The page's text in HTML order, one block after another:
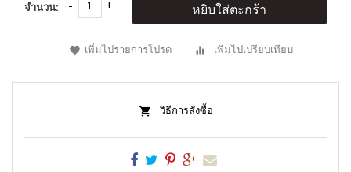
จำนวน: หยิบใส่ตะกร้า
เพิ่มไปรายการโปรด เพิ่มไปเปรียบเทียบ
วิธีการสั่งซื้อ